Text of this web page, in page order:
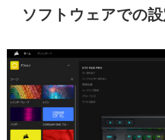
ソフトウェアでの設